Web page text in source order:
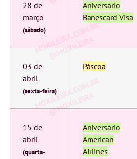
28 de
março
(sábado)
Aniversário
Banescard Visa
03 de
abril
(sexta-feira)
Páscoa
15 de
abril
(quarta-
Aniversário
American
Airlines